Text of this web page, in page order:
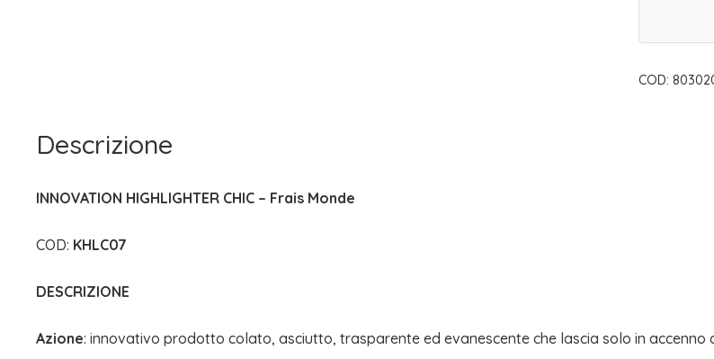
CHIC
COD:
Descrizione
INNOVATION HIGHLIGHTER CHIC – Frais Monde
COD: KHLC07
DESCRIZIONE
Azione: innovativo prodotto colato, asciutto, trasparente ed evanescente che lascia solo in accenno